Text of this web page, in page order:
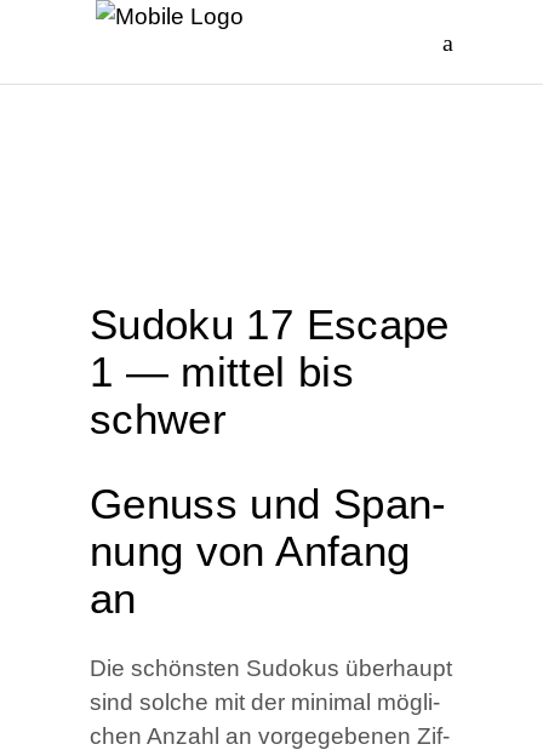
Sudo­ku 17 Escape
1 — mit­tel bis
schwer
Genuss und Span­
nung von Anfang
an
Die schöns­ten Sudo­kus über­haupt
sind sol­che mit der mini­mal mög­li­
chen Anzahl an vor­ge­ge­be­nen Zif­